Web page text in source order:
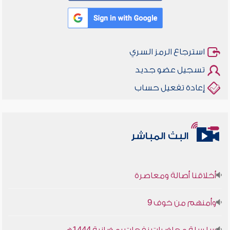
استرجاع الرمز السري
تسجيل عضو جديد
إعادة تفعيل حساب
البث المباشر
أخلاقنا أصالة ومعاصرة
وأمنهم من خوف 9
سلسلة محاضرات نفحات رمضانية 1444هـ